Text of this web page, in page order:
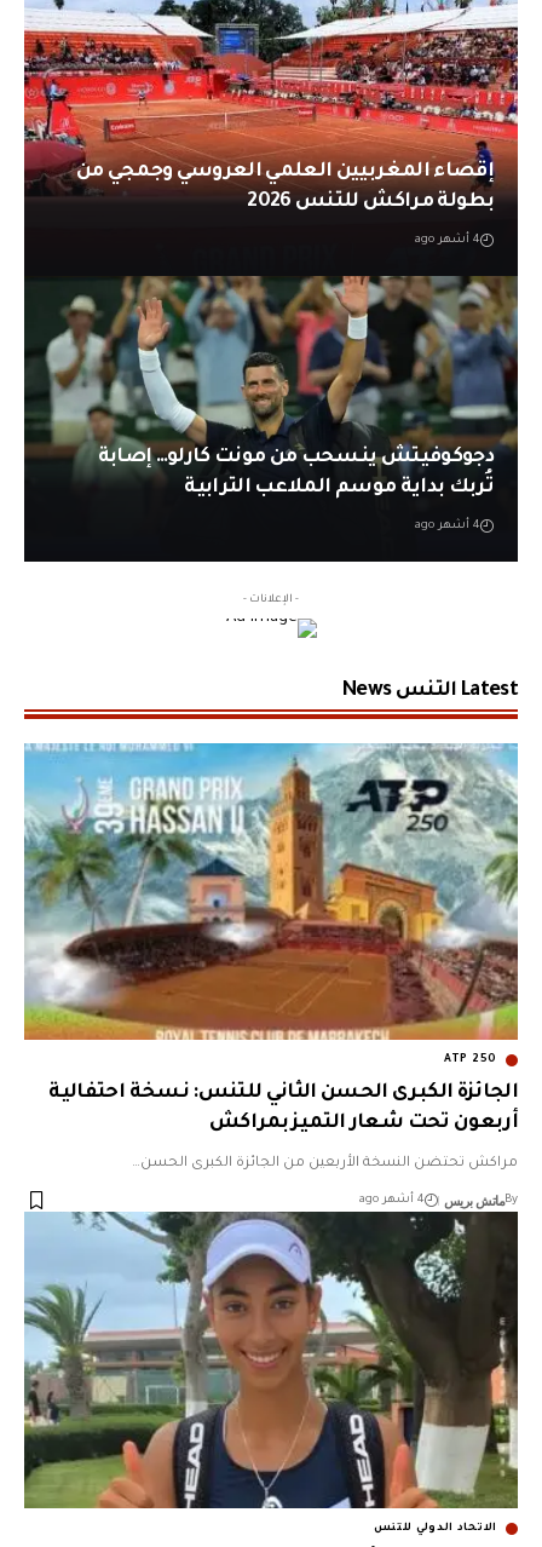
إقصاء المغربيين العلمي العروسي وجمجي من
بطولة مراكش للتنس 2026
4 أشهر ago
دجوكوفيتش ينسحب من مونت كارلو… إصابة
تُربك بداية موسم الملاعب الترابية
4 أشهر ago
- الإعلانات -
Latest التنس News
الجائزة الكبرى الحسن الثاني للتنس: نسخة احتفالية
أربعون تحت شعار التميز بمراكش
مراكش تحتضن النسخة الأربعين من الجائزة الكبرى الحسن…
Byماتش بريس 4 أشهر ago
الاتحاد الدولي للتنس